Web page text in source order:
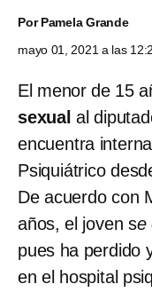
PorPamela Grande
mayo 01, 2021 a las
El menor de 15
sexual al
encuentra
Psiquiátrico
De acuerdo con
años, el joven se
pues ha perdido
en el hospital